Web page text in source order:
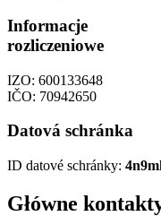
Informacje
rozliczeniowe
IZO: 600133648
IČO: 70942650
Datová schránka
ID datové schránky:
Główne